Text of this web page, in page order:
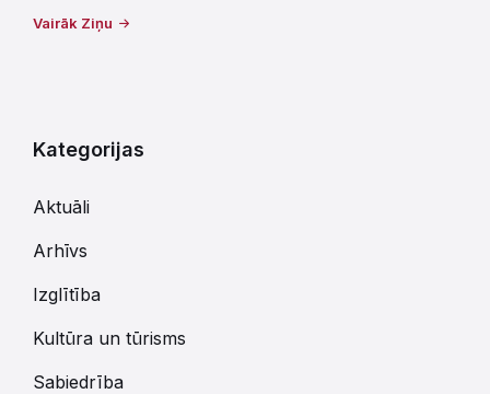
Vairāk Ziņu
Kategorijas
Aktuāli
Arhīvs
Izglītība
Kultūra un tūrisms
Sabiedrība